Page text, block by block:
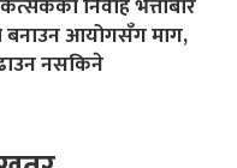
बनाउन आयोगसँग माग,
नसकिने